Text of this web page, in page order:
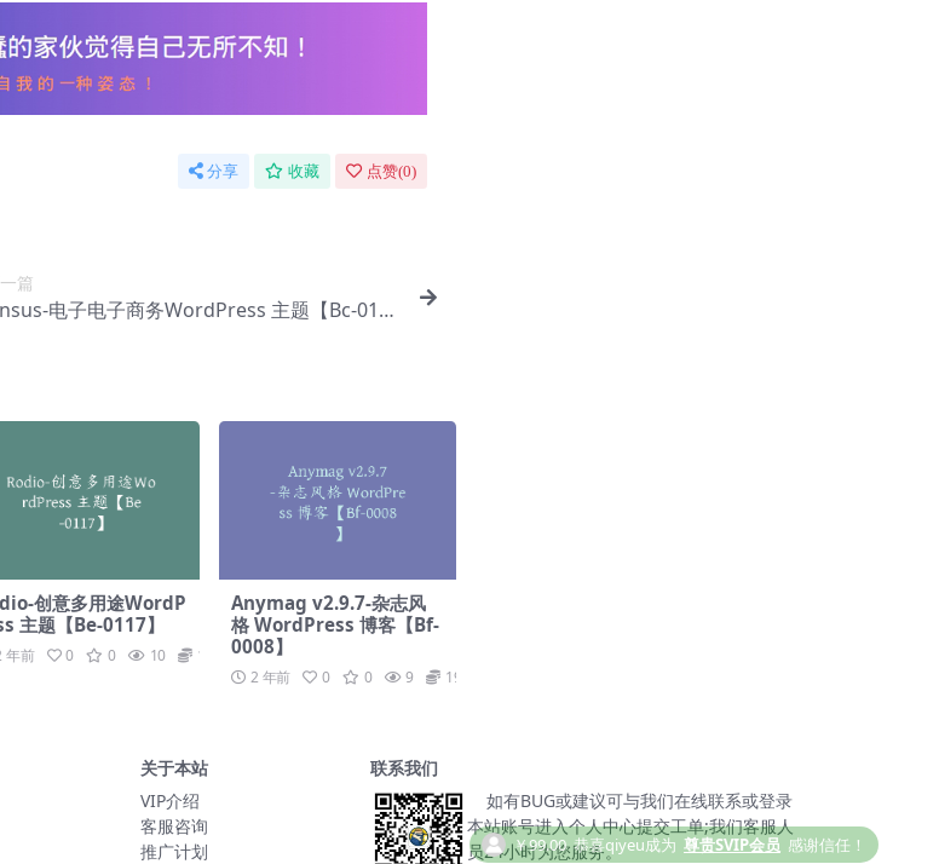
分享 收藏 点赞(0)
篇
电子电子商务WordPress 主题【Bc-011
创意多用途WordP
主题【Be-0117】
年前 0 0 10 19.9
Anymag v2.9.7-杂志风
格 WordPress 博客【Bf-
0008】
2 年前 0 0 9 19.9
关于本站
VIP介绍
客服咨询
推广计划
联系我们
如有BUG或建议可与我们在线联系或登录
本站账号进入个人中心提交工单;我们客服人
员24小时为您服务。
￥19.90 购买了Astra Premium Starter Templates v4.4.2- 完整网站模板插件【Cc-0005】